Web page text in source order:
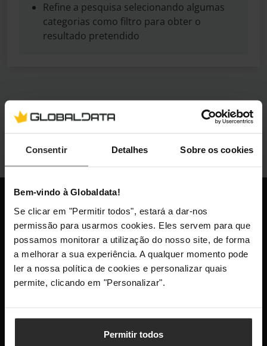
Consentir Detalhes Sobre os cookies
Bem-vindo à Globaldata!
Se clicar em "Permitir todos", estará a dar-nos
permissão para usarmos cookies. Eles servem para que
possamos monitorar a utilização do nosso site, de forma
a melhorar a sua experiência. A qualquer momento pode
ler a nossa política de cookies e personalizar quais
permite, clicando em "Personalizar".
Permitir todos
Refine a pesquisa selecionando algumas
categorias como filtro para obter o
resultado pretendido
Globaldata
+351 300 600 520
dias úteis das 10h-13h e 14h-18h
info@globaldata.pt
As nossas comunidades